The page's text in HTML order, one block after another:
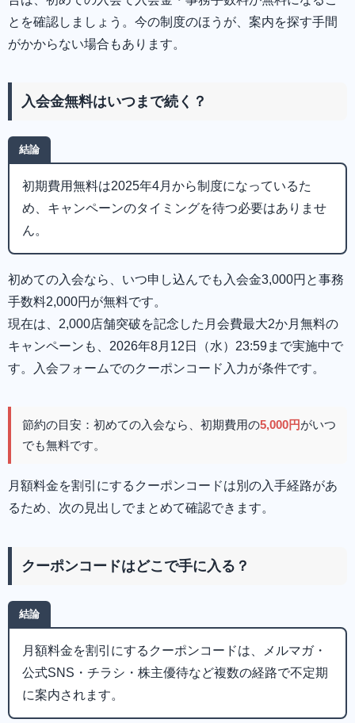
とを確認しましょう。今の制度のほうが、案内を探す手間
がかからない場合もあります。
入会金無料はいつまで続く？
結論
初期費用無料は2025年4月から制度になっているた
め、キャンペーンのタイミングを待つ必要はありませ
ん。
初めての入会なら、いつ申し込んでも入会金3,000円と事務
手数料2,000円が無料です。
現在は、2,000店舗突破を記念した月会費最大2か月無料の
キャンペーンも、2026年8月12日（水）23:59まで実施中で
す。入会フォームでのクーポンコード入力が条件です。
節約の目安：初めての入会なら、初期費用の5,000円がいつ
でも無料です。
月額料金を割引にするクーポンコードは別の入手経路があ
るため、次の見出しでまとめて確認できます。
クーポンコードはどこで手に入る？
結論
月額料金を割引にするクーポンコードは、メルマガ・
公式SNS・チラシ・株主優待など複数の経路で不定期
に案内されます。